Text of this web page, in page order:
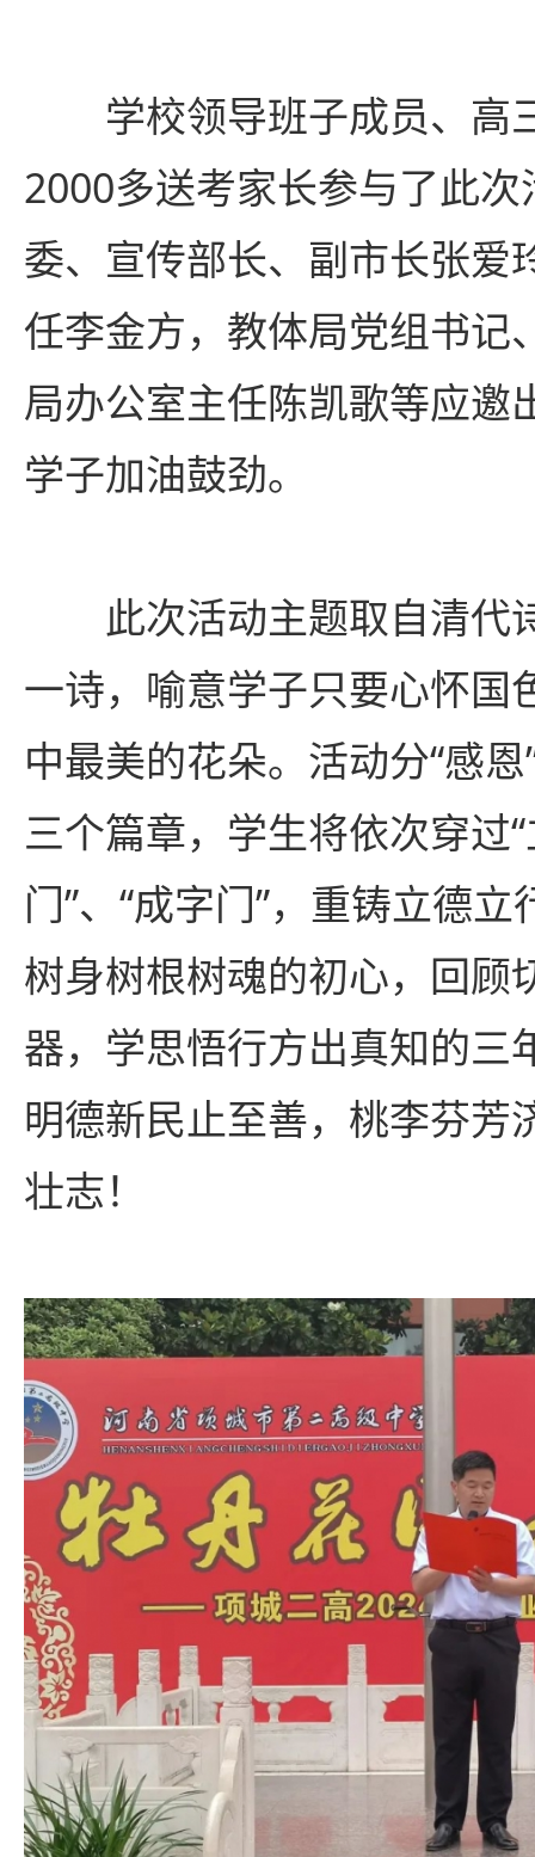
学校领导班子成员、高
2000多送考家长参与了此
委、宣传部长、副市长张爱
任李金方，教体局党组书记
局办公室主任陈凯歌等应邀
学子加油鼓劲。
此次活动主题取自清代
一诗，喻意学子只要心怀国
中最美的花朵。活动分“感恩
三个篇章，学生将依次穿过
门”、“成字门”，重铸立德
树身树根树魂的初心，回顾
器，学思悟行方出真知的三
明德新民止至善，桃李芬芳
壮志！